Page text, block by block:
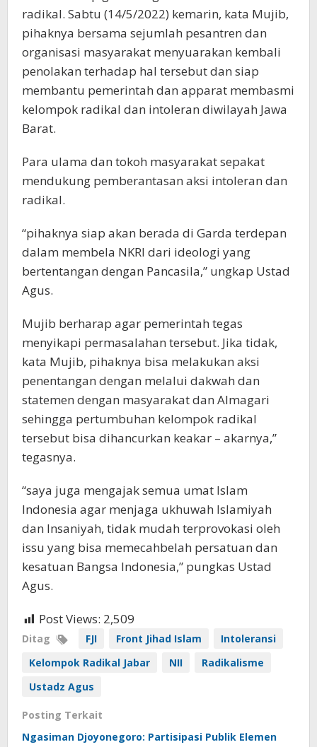
radikal. Sabtu (14/5/2022) kemarin, kata Mujib,
pihaknya bersama sejumlah pesantren dan
organisasi masyarakat menyuarakan kembali
penolakan terhadap hal tersebut dan siap
membantu pemerintah dan apparat membasmi
kelompok radikal dan intoleran diwilayah Jawa
Barat.
Para ulama dan tokoh masyarakat sepakat
mendukung pemberantasan aksi intoleran dan
radikal.
“pihaknya siap akan berada di Garda terdepan
dalam membela NKRI dari ideologi yang
bertentangan dengan Pancasila,” ungkap Ustad
Agus.
Mujib berharap agar pemerintah tegas
menyikapi permasalahan tersebut. Jika tidak,
kata Mujib, pihaknya bisa melakukan aksi
penentangan dengan melalui dakwah dan
statemen dengan masyarakat dan Almagari
sehingga pertumbuhan kelompok radikal
tersebut bisa dihancurkan keakar – akarnya,”
tegasnya.
“saya juga mengajak semua umat Islam
Indonesia agar menjaga ukhuwah Islamiyah
dan Insaniyah, tidak mudah terprovokasi oleh
issu yang bisa memecahbelah persatuan dan
kesatuan Bangsa Indonesia,” pungkas Ustad
Agus.
Post Views: 2,509
Ditag FJI Front Jihad Islam
Intoleransi
Kelompok Radikal Jabar
NII
Radikalisme
Ustadz Agus
Posting Terkait
Ngasiman Djoyonegoro: Partisipasi Publik Elemen